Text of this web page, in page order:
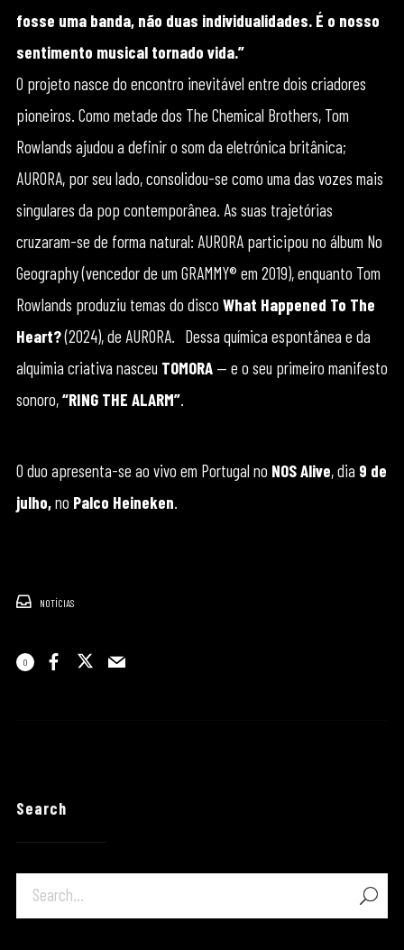
fosse uma banda, não duas individualidades. É o nosso
sentimento musical tornado vida.”
O projeto nasce do encontro inevitável entre dois criadores
pioneiros. Como metade dos The Chemical Brothers, Tom
Rowlands ajudou a definir o som da eletrónica britânica;
AURORA, por seu lado, consolidou-se como uma das vozes mais
singulares da pop contemporânea. As suas trajetórias
cruzaram-se de forma natural: AURORA participou no álbum No
Geography (vencedor de um GRAMMY® em 2019), enquanto Tom
Rowlands produziu temas do disco What Happened To The
Heart?(2024), de AURORA. Dessa química espontânea e da
alquimia criativa nasceu TOMORA— e o seu primeiro manifesto
sonoro,“RING THE ALARM”.
O duo apresenta-se ao vivo em Portugal no NOS Alive, dia 9 de
julho,no Palco Heineken.
NOTÍCIAS
0
Search